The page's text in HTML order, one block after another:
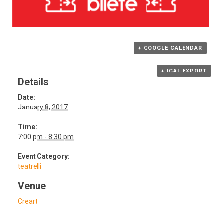
+ GOOGLE CALENDAR
+ ICAL EXPORT
Details
Date:
January 8, 2017
Time:
7:00 pm - 8:30 pm
Event Category:
teatrelli
Venue
Creart